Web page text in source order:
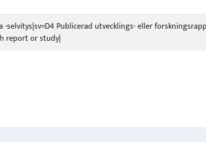
Publicerad utvecklings- eller
report or study|